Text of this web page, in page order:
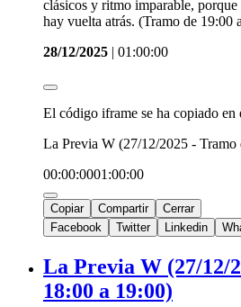
clásicos y ritmo imparable,
hay vuelta atrás. (Tramo de 19:00
28/12/2025 | 01:00:00
El código iframe se ha copiado en
La Previa W (27/12/2025 - Tramo
00:00:0001:00:00
Copiar Compartir
Cerrar
Facebook
Twitter Linkedin
La Previa W (27/12/
18:00 a 19:00)